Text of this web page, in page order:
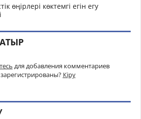
өңірлері көктемгі егін егу
для добавления комментариев
Кіру